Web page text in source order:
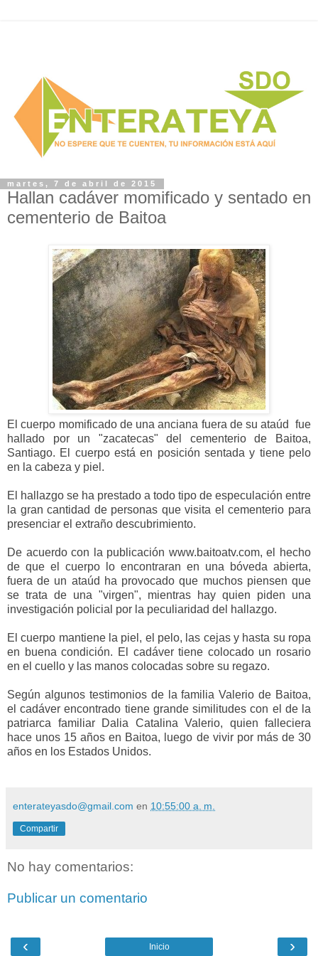
martes, 7 de abril de 2015
Hallan cadáver momificado y sentado en
cementerio de Baitoa
El cuerpo momificado de una anciana fuera de su ataúd fue
hallado por un "zacatecas" del cementerio de Baitoa,
Santiago. El cuerpo está en posición sentada y tiene pelo
en la cabeza y piel.
El hallazgo se ha prestado a todo tipo de especulación entre
la gran cantidad de personas que visita el cementerio para
presenciar el extraño descubrimiento.
De acuerdo con la publicación www.baitoatv.com, el hecho
de que el cuerpo lo encontraran en una bóveda abierta,
fuera de un ataúd ha provocado que muchos piensen que
se trata de una "virgen", mientras hay quien piden una
investigación policial por la peculiaridad del hallazgo.
El cuerpo mantiene la piel, el pelo, las cejas y hasta su ropa
en buena condición. El cadáver tiene colocado un rosario
en el cuello y las manos colocadas sobre su regazo.
Según algunos testimonios de la familia Valerio de Baitoa,
el cadáver encontrado tiene grande similitudes con el de la
patriarca familiar Dalia Catalina Valerio, quien falleciera
hace unos 15 años en Baitoa, luego de vivir por más de 30
años en los Estados Unidos.
enterateyasdo@gmail.com en 10:55:00 a. m.
Compartir
No hay comentarios:
Publicar un comentario
‹ ›
Inicio